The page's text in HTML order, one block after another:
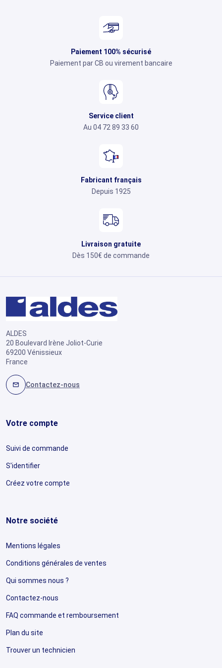
Paiement 100% sécurisé
Paiement par CB ou virement bancaire
Service client
Au 04 72 89 33 60
Fabricant français
Depuis 1925
Livraison gratuite
Dès 150€ de commande
ALDES
20 Boulevard Irène Joliot-Curie
69200 Vénissieux
France
mail Contactez-nous
Votre compte
Suivi de commande
S'identifier
Créez votre compte
Notre société
Mentions légales
Conditions générales de ventes
Qui sommes nous ?
Contactez-nous
FAQ commande et remboursement
Plan du site
Trouver un technicien